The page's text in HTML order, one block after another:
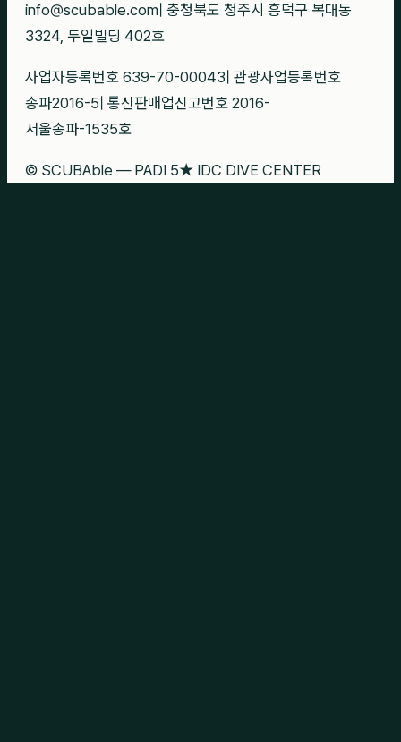
info@scubable.com 충청북도 청주시 흥덕구 복대동
3324, 두일빌딩 402호
사업자등록번호 639-70-00043 관광사업등록번호
송파2016-5 통신판매업신고번호 2016-
서울송파-1535호
© SCUBAble — PADI 5★ IDC DIVE CENTER